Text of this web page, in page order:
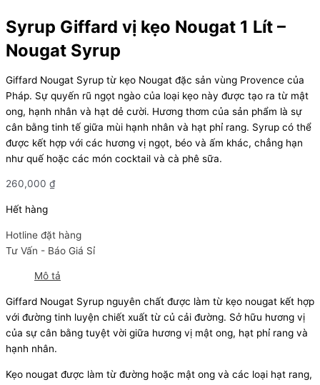
Syrup Giffard vị kẹo Nougat 1 Lít –
Nougat Syrup
Giffard Nougat Syrup từ kẹo Nougat đặc sản vùng Provence của
Pháp. Sự quyến rũ ngọt ngào của loại kẹo này được tạo ra từ mật
ong, hạnh nhân và hạt dẻ cười. Hương thơm của sản phẩm là sự
cân bằng tinh tế giữa mùi hạnh nhân và hạt phỉ rang. Syrup có thể
được kết hợp với các hương vị ngọt, béo và ấm khác, chẳng hạn
như quế hoặc các món cocktail và cà phê sữa.
260,000 ₫
Hết hàng
Hotline đặt hàng
Tư Vấn - Báo Giá Sỉ
Mô tả
Giffard Nougat Syrup nguyên chất được làm từ kẹo nougat kết hợp
với đường tinh luyện chiết xuất từ củ cải đường. Sở hữu hương vị
của sự cân bằng tuyệt vời giữa hương vị mật ong, hạt phỉ rang và
hạnh nhân.
Kẹo nougat được làm từ đường hoặc mật ong và các loại hạt rang,